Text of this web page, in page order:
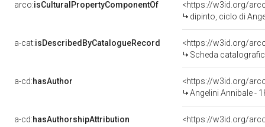
arco:isCulturalPropertyComponentOf
<https://w3id.org/
dipinto, ciclo di
a-cat:isDescribedByCatalogueRecord
<https://w3id.org/
Scheda
a-cd:hasAuthor
<https://w3id.org/
Angelini Annibale -
a-cd:hasAuthorshipAttribution
<https://w3id.org/